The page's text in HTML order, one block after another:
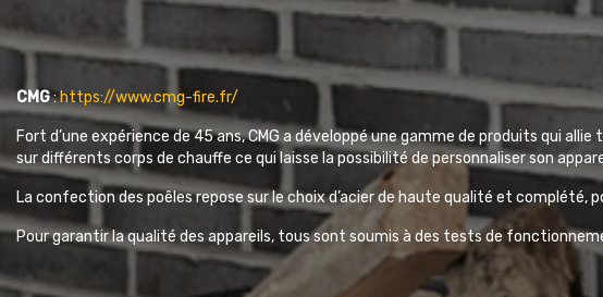
CMG:https://www.cmg-fire.fr/
Fort d’une expérience de 45 ans, CMG a développé une gamme de produits qui
sur différents corps de chauffe ce qui laisse la possibilité de personnaliser son
La confection des poêles repose sur le choix d’acier de haute qualité et
Pour garantir la qualité des appareils, tous sont soumis à des tests de